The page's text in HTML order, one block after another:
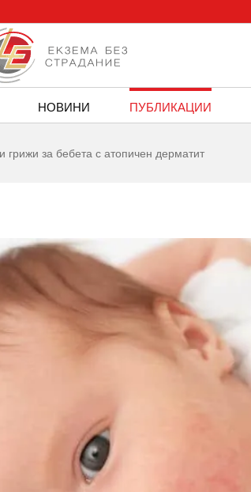
НОВИНИ ПУБЛИКАЦИИ
грижи за бебета с атопичен дерматит